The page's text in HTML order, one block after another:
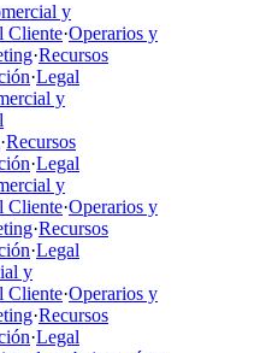
y
Cliente·Operarios y
·Recursos
·Legal
y
·Recursos
·Legal
y
Cliente·Operarios y
·Recursos
·Legal
y
Cliente·Operarios y
·Recursos
·Legal